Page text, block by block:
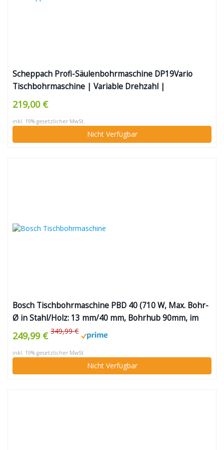
Scheppach Profi-Säulenbohrmaschine DP19Vario
Tischbohrmaschine | Variable Drehzahl |
Bohrfutterspannbereich von 1,5 bis 16mm | 550W |
für Holz, Metall und Kunststoff | Laser & Digitale
Drehzahlanzeige
219,00 €
inkl. 19% gesetzlicher MwSt.
Nicht Verfügbar
Bosch Tischbohrmaschine PBD 40 (710 W, Max. Bohr-
Ø in Stahl/Holz: 13 mm/40 mm, Bohrhub 90mm, im
Karton)
249,99 € 349,99 €
inkl. 19% gesetzlicher MwSt.
Nicht Verfügbar